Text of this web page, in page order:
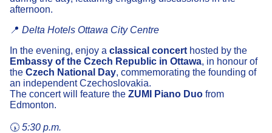
afternoon.
📍 Delta Hotels Ottawa City Centre
In the evening, enjoy a classical concert hosted by the
Embassy of the Czech Republic in Ottawa, in honour of
the Czech National Day, commemorating the founding of
an independent Czechoslovakia.
The concert will feature the ZUMI Piano Duo from
Edmonton.
🕠 5:30 p.m.